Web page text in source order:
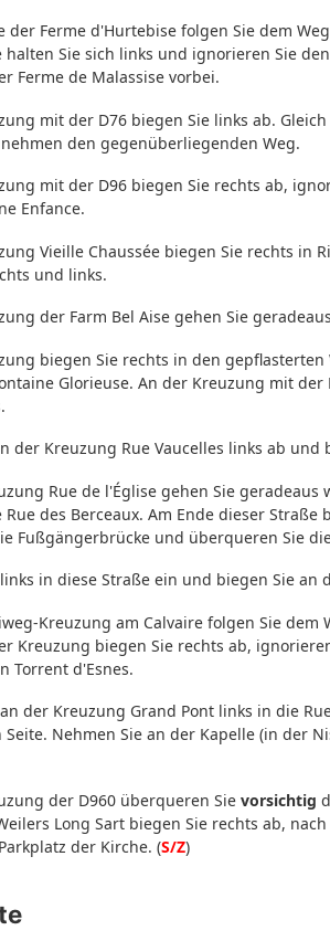
der Ferme d'Hurtebise folgen Sie dem
halten Sie sich links und ignorieren Sie
Ferme de Malassise vorbei.
mit der D76 biegen Sie links ab.
den gegenüberliegenden Weg.
mit der D96 biegen Sie rechts ab,
Enfance.
Vieille Chaussée biegen Sie rechts in
und links.
der Farm Bel Aise gehen Sie
biegen Sie rechts in den
Glorieuse. An der Kreuzung mit
der Kreuzung Rue Vaucelles links ab
Rue de l'Église gehen Sie
Rue des Berceaux. Am Ende dieser
Fußgängerbrücke und überqueren Sie
in diese Straße ein und biegen Sie an
Kreuzung am Calvaire folgen Sie
Kreuzung biegen Sie rechts ab,
Torrent d'Esnes.
der Kreuzung Grand Pont links in die
Nehmen Sie an der Kapelle (in der
der D960 überqueren Sie vorsichtig
Long Sart biegen Sie rechts ab,
der Kirche. (S/Z)